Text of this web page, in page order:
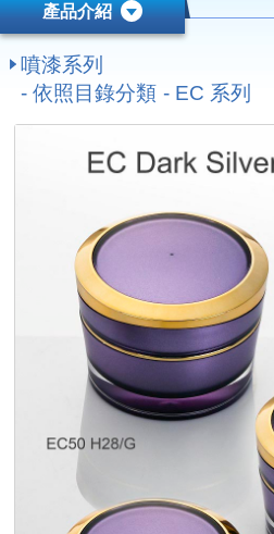
產品介紹
噴漆系列
- 依照目錄分類 - EC 系列